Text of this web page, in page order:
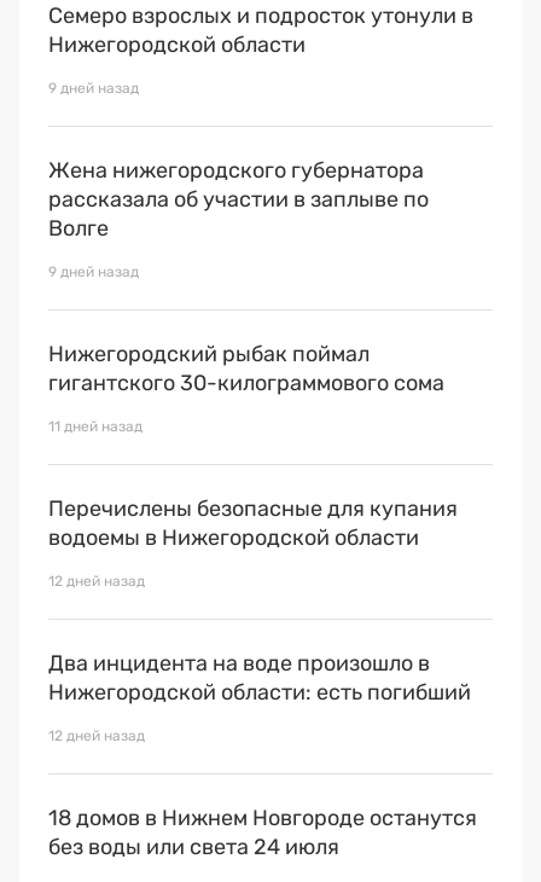
Семеро взрослых и подросток утонули в
Нижегородской области
9 дней назад
Жена нижегородского губернатора
рассказала об участии в заплыве по
Волге
9 дней назад
Нижегородский рыбак поймал
гигантского 30-килограммового сома
11 дней назад
Перечислены безопасные для купания
водоемы в Нижегородской области
12 дней назад
Два инцидента на воде произошло в
Нижегородской области: есть погибший
12 дней назад
18 домов в Нижнем Новгороде останутся
без воды или света 24 июля